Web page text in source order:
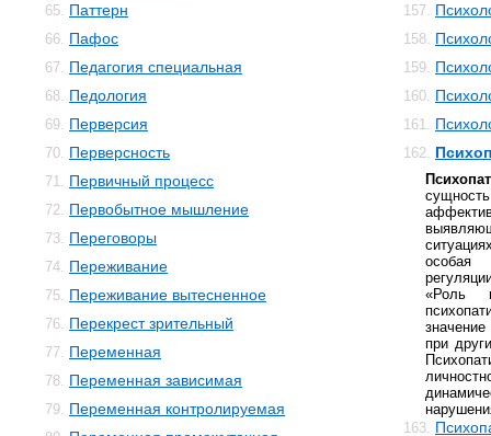
65. Паттерн
66. Пафос
67. Педагогия специальная
68. Педология
69. Перверсия
70. Перверсность
71. Первичный процесс
72. Первобытное мышление
73. Переговоры
74. Переживание
75. Переживание вытесненное
76. Перекрест зрительный
77. Переменная
78. Переменная зависимая
79. Переменная контролируемая
157.
158.
159.
160.
161.
162.
особая
«Роль
при
163.